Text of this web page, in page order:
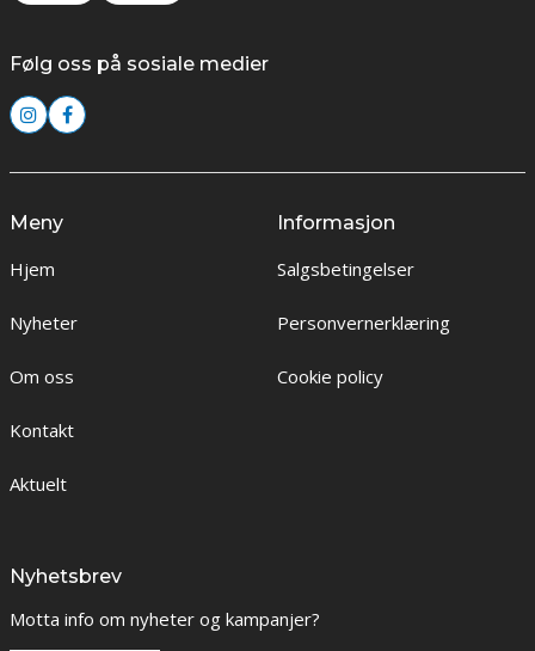
Følg oss på sosiale medier
Meny
Hjem
Nyheter
Om oss
Kontakt
Aktuelt
Informasjon
Salgsbetingelser
Personvernerklæring
Cookie policy
Nyhetsbrev
Motta info om nyheter og kampanjer?